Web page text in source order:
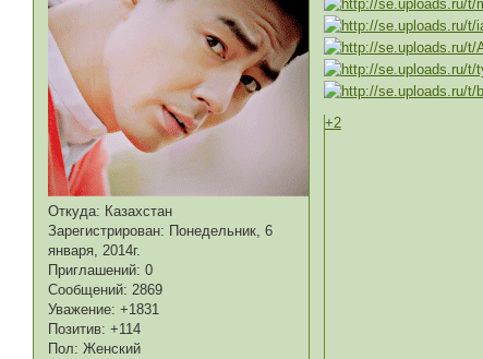
Откуда: Казахстан
Зарегистрирован: Понедельник, 6
января, 2014г.
Приглашений: 0
Сообщений: 2869
Уважение: +1831
Позитив: +114
Пол: Женский
+2